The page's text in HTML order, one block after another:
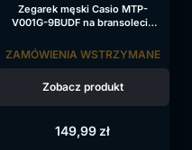
Zegarek męski Casio MTP-
V001G-9BUDF na bransolecie
149,99 zł
ZAMÓWIENIA WSTRZYMANE
Zobacz produkt